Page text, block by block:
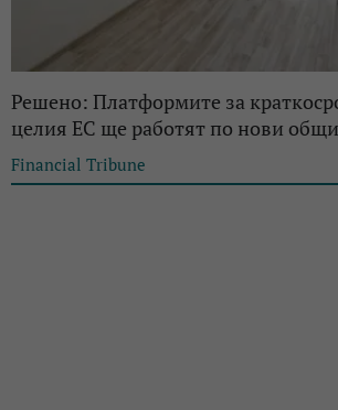
Решено: Платформите за
целия ЕС ще работят по нови
Financial Tribune